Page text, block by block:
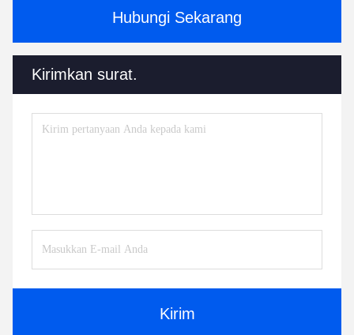
Hubungi Sekarang
Kirimkan surat.
Kirim